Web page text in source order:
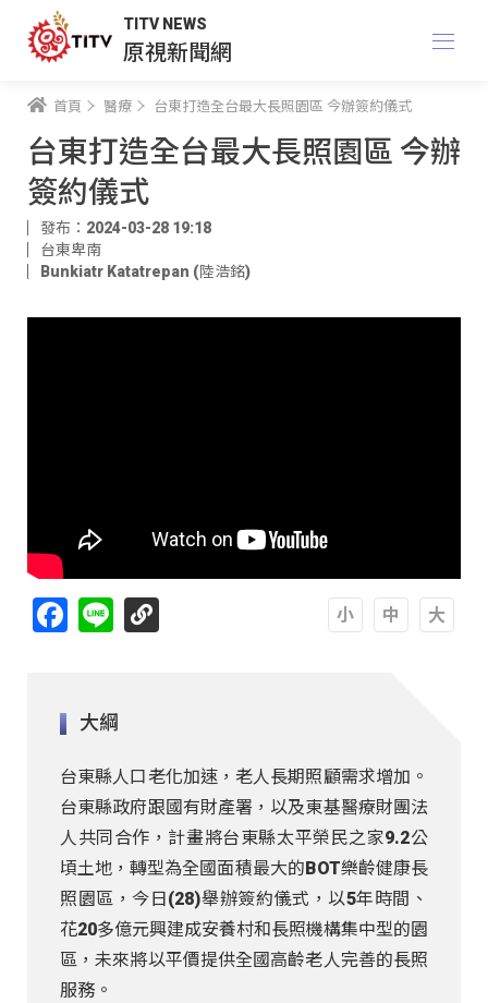
TITV NEWS
原視新聞網
首頁 醫療 台東打造全台最大長照園區 今辦簽約儀式
台東打造全台最大長照園區 今辦
簽約儀式
發布：2024-03-28 19:18
台東卑南
Bunkiatr Katatrepan (陸浩銘)
Facebook
Line
大綱
台東縣人口老化加速，老人長期照顧需求增加。
台東縣政府跟國有財產署，以及東基醫療財團法
人共同合作，計畫將台東縣太平榮民之家9.2公
頃土地，轉型為全國面積最大的BOT樂齡健康長
照園區，今日(28)舉辦簽約儀式，以5年時間、
花20多億元興建成安養村和長照機構集中型的園
區，未來將以平價提供全國高齡老人完善的長照
服務。